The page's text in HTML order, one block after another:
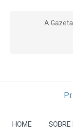
A
HOME SOBRE